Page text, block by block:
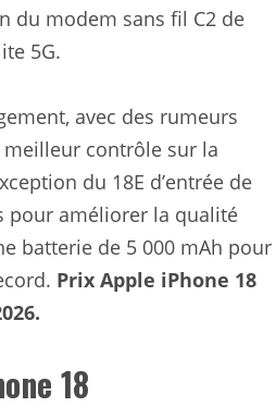
du modem sans fil C2 de
5G.
avec des rumeurs
meilleur contrôle sur la
du 18E d’entrée de
pour améliorer la qualité
batterie de 5 000 mAh pour
Prix ​​​​Apple iPhone 18
18